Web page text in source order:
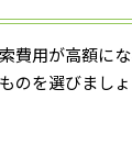
費用が高額に
を選びましょ